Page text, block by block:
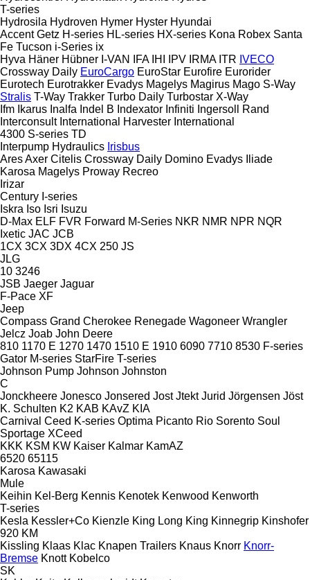
T-series
Hydrosila Hydroven Hymer Hyster Hyundai
Accent Getz H-series HL-series HX-series Kona Robex Santa
Fe Tucson i-Series ix
Hyva Häner Hübner I-VAN IFA IHI IPV IRMA ITR IVECO
Crossway Daily EuroCargo EuroStar Eurofire Eurorider
Eurotech Eurotrakker Evadys Magelys Magirus Mago S-Way
Stralis T-Way Trakker Turbo Daily Turbostar X-Way
Ifm Ikarus Inalfa Indel B Indexator Infiniti Ingersoll Rand
Interconsult International Harvester International
4300 S-series TD
Interpump Hydraulics Irisbus
AresAxer Citelis Crossway Daily Domino Evadys
Iliade
Karosa Magelys Proway Recreo
Irizar
Century I-series
Iskra Iso Isri Isuzu
D-Max ELF FVR Forward M-Series NKR NMR NPR NQR
Ixetic JAC JCB
1CX 3CX 3DX 4CX 250 JS
JLG
10 3246
JSB Jaeger Jaguar
F-Pace XF
Jeep
Compass Grand Cherokee Renegade Wagoneer Wrangler
Jelcz Joab John Deere
810 1170 E 1270 1470 1510 E 1910 6090 7710 8530 F-series
Gator M-series StarFire T-series
Johnson Pump Johnson Johnston
C
Jonckheere Jonesco Jonsered Jost Jtekt Jurid Jörgensen Jöst
K. Schulten K2 KAB KAvZ KIA
Carnival Ceed K-series Optima Picanto Rio Sorento Soul
Sportage XCeed
KKK KSM KW Kaiser Kalmar KamAZ
6520 65115
Karosa Kawasaki
Mule
Keihin Kel-Berg Kennis Kenotek Kenwood Kenworth
T-series
Kesla Kessler+Co Kienzle King Long King Kinnegrip Kinshofer
920 KM
Kissling Klaas Klac Knapen Trailers Knaus Knorr Knorr-
Bremse Knott Kobelco
SK